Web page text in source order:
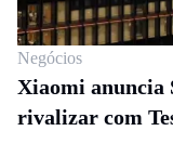
Negócios
Xiaomi anuncia
rivalizar com